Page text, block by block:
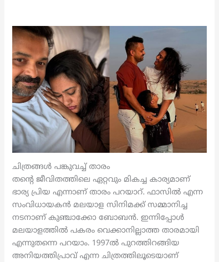
ചിത്രങ്ങൾ പങ്കുവച്ച് താരം
തന്റെ ജീവിതത്തിലെ ഏറ്റവും മികച്ച കാര്യമാണ്
ഭാര്യ പ്രിയ എന്നാണ് താരം പറയാറ്. ഫാസിൽ എന്ന
സംവിധായകൻ മലയാള സിനിമക്ക് സമ്മാനിച്ച
നടനാണ് കുഞ്ചാക്കോ ബോബൻ. ഇന്നിപ്പോൾ
മലയാളത്തിൽ പകരം വെക്കാനില്ലാത്ത താരമായി
എന്നുതന്നെ പറയാം. 1997ൽ പുറത്തിറങ്ങിയ
അനിയത്തിപ്രാവ് എന്ന ചിത്രത്തിലൂടെയാണ്